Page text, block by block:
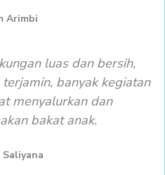
Arimbi
luas dan bersih,
banyak kegiatan
menyalurkan dan
bakat anak.